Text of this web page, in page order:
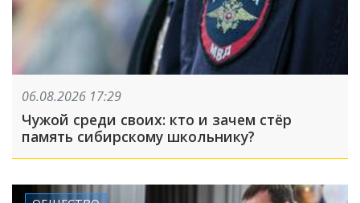
06.08.2026 17:29
Чужой среди своих: кто и зачем стёр
память сибирскому школьнику?